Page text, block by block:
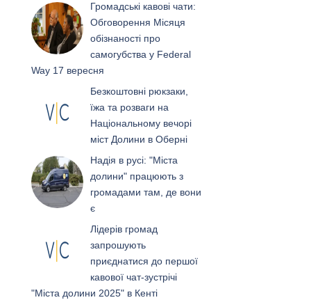
Громадські кавові чати:
Обговорення Місяця
обізнаності про
самогубства у Federal
Way 17 вересня
Безкоштовні рюкзаки,
їжа та розваги на
Національному вечорі
міст Долини в Оберні
Надія в русі: "Міста
долини" працюють з
громадами там, де вони
є
Лідерів громад
запрошують
приєднатися до першої
кавової чат-зустрічі
"Міста долини 2025" в Кенті